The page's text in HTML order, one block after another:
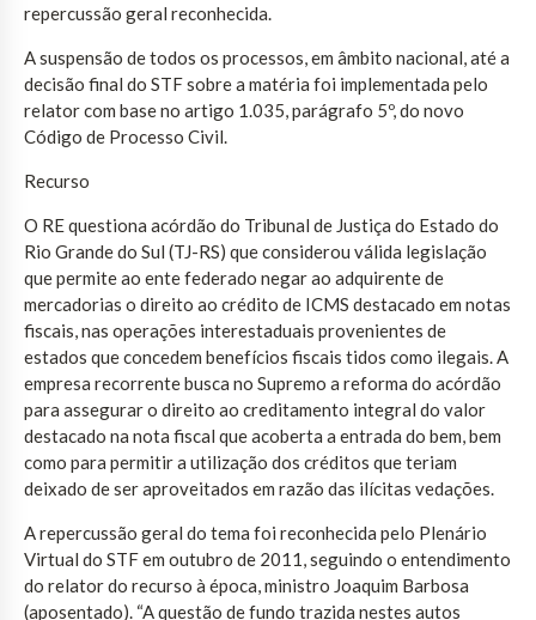
repercussão geral reconhecida.
A suspensão de todos os processos, em âmbito nacional, até a
decisão final do STF sobre a matéria foi implementada pelo
relator com base no artigo 1.035, parágrafo 5º, do novo
Código de Processo Civil.
Recurso
O RE questiona acórdão do Tribunal de Justiça do Estado do
Rio Grande do Sul (TJ-RS) que considerou válida legislação
que permite ao ente federado negar ao adquirente de
mercadorias o direito ao crédito de ICMS destacado em notas
fiscais, nas operações interestaduais provenientes de
estados que concedem benefícios fiscais tidos como ilegais. A
empresa recorrente busca no Supremo a reforma do acórdão
para assegurar o direito ao creditamento integral do valor
destacado na nota fiscal que acoberta a entrada do bem, bem
como para permitir a utilização dos créditos que teriam
deixado de ser aproveitados em razão das ilícitas vedações.
A repercussão geral do tema foi reconhecida pelo Plenário
Virtual do STF em outubro de 2011, seguindo o entendimento
do relator do recurso à época, ministro Joaquim Barbosa
(aposentado). “A questão de fundo trazida nestes autos